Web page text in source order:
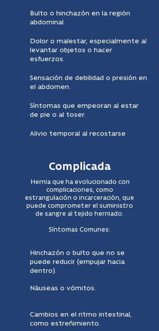
Bulto o hinchazón en la región
abdominal.
Dolor o malestar, especialmente al
levantar objetos o hacer
esfuerzos.
Sensación de debilidad o presión en
el abdomen.
Síntomas que empeoran al estar
de pie o al toser.
Alivio temporal al recostarse
Complicada
Hernia que ha evolucionado con
complicaciones, como
estrangulación o incarceración, que
puede comprometer el suministro
de sangre al tejido herniado.
Síntomas Comunes:
Hinchazón o bulto que no se
puede reducir (empujar hacia
dentro).
Náuseas o vómitos.
Cambios en el ritmo intestinal,
como estreñimiento.